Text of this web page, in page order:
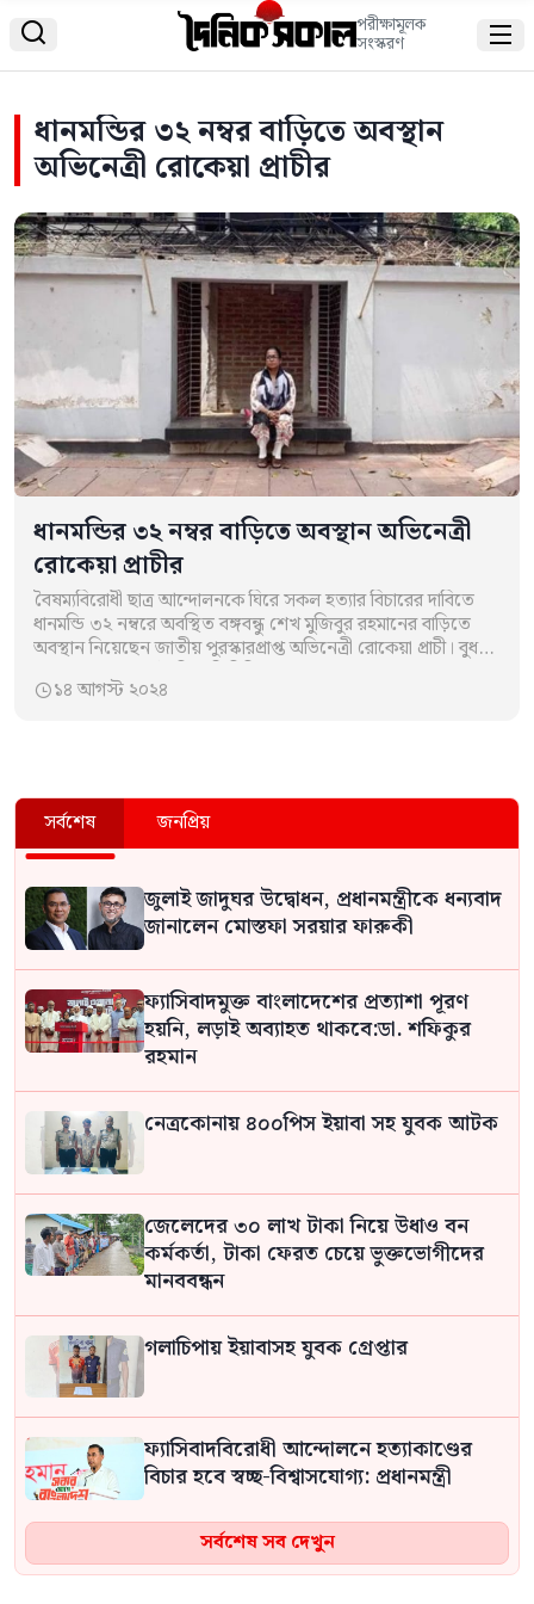
 পরীক্ষামূলক
সংস্করণ 
ধানমন্ডির ৩২ নম্বর বাড়িতে অবস্থান
অভিনেত্রী রোকেয়া প্রাচীর
ধানমন্ডির ৩২ নম্বর বাড়িতে অবস্থান অভিনেত্রী
রোকেয়া প্রাচীর
বৈষম্যবিরোধী ছাত্র আন্দোলনকে ঘিরে সকল হত্যার বিচারের দাবিতে
ধানমন্ডি ৩২ নম্বরে অবস্থিত বঙ্গবন্ধু শেখ মুজিবুর রহমানের বাড়িতে
অবস্থান নিয়েছেন জাতীয় পুরস্কারপ্রাপ্ত অভিনেত্রী রোকেয়া প্রাচী। বুধবার
এক ফেসবুক পোস্টে বিষয়টি নিশ্চিত…
১৪ আগস্ট ২০২৪
সর্বশেষ জনপ্রিয়
জুলাই জাদুঘর উদ্বোধন, প্রধানমন্ত্রীকে ধন্যবাদ
জানালেন মোস্তফা সরয়ার ফারুকী
ফ্যাসিবাদমুক্ত বাংলাদেশের প্রত্যাশা পূরণ
হয়নি, লড়াই অব্যাহত থাকবে:ডা. শফিকুর
রহমান
নেত্রকোনায় ৪০০পিস ইয়াবা সহ যুবক আটক
জেলেদের ৩০ লাখ টাকা নিয়ে উধাও বন
কর্মকর্তা, টাকা ফেরত চেয়ে ভুক্তভোগীদের
মানববন্ধন
গলাচিপায় ইয়াবাসহ যুবক গ্রেপ্তার
ফ্যাসিবাদবিরোধী আন্দোলনে হত্যাকাণ্ডের
বিচার হবে স্বচ্ছ-বিশ্বাসযোগ্য: প্রধানমন্ত্রী
জুলাই গণঅভ্যুত্থান দিবস উপলক্ষে মধুপুরে
জামায়াতে ইসলামীর বিশাল বিক্ষোভ মিছিল ও
সর্বশেষ সব দেখুন